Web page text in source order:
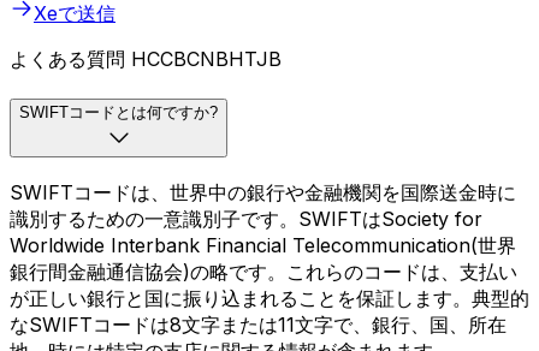
Xeで送信
よくある質問 HCCBCNBHTJB
SWIFTコードとは何ですか?
SWIFTコードは、世界中の銀行や金融機関を国際送金時に
識別するための一意識別子です。SWIFTはSociety for
Worldwide Interbank Financial Telecommunication(世界
銀行間金融通信協会)の略です。これらのコードは、支払い
が正しい銀行と国に振り込まれることを保証します。典型的
なSWIFTコードは8文字または11文字で、銀行、国、所在